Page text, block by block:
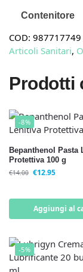
Contenitore
COD: 987717749
Articoli Sanitari,
Prodotti
-8%
Bepanthenol Pasta
Protettiva 100 g
€14.00 €12.95
Aggiungi al
-5%